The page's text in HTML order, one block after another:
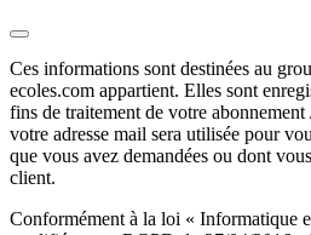
Ces informations sont destinées au
ecoles.com appartient. Elles sont
fins de traitement de votre
votre adresse mail sera utilisée pour
que vous avez demandées ou dont
client.
Conformément à la loi « Informatique